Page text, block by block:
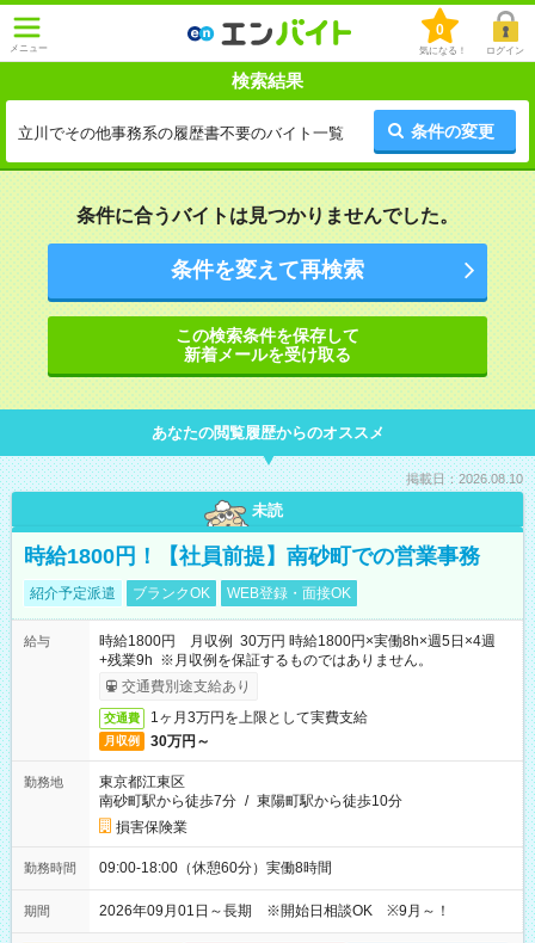
メニュー
0
気になる！ ログイン
検索結果
立川でその他事務系の履歴書不要のバイト一覧 条件の変更
条件に合うバイトは見つかりませんでした。
条件を変えて再検索
この検索条件を保存して
新着メールを受け取る
あなたの閲覧履歴からのオススメ
掲載日：2026.08.10
未読
時給1800円！【社員前提】南砂町での営業事務
紹介予定派遣 ブランクOK WEB登録・面接OK
給与
時給1800円 月収例 30万円 時給1800円×実働8h×週5日×4週
+残業9h ※月収例を保証するものではありません。
交通費別途支給あり
交通費 1ヶ月3万円を上限として実費支給
月収例 30万円～
勤務地
東京都江東区
南砂町駅から徒歩7分 / 東陽町駅から徒歩10分
損害保険業
勤務時間 09:00-18:00（休憩60分）実働8時間
期間 2026年09月01日～長期 ※開始日相談OK ※9月～！